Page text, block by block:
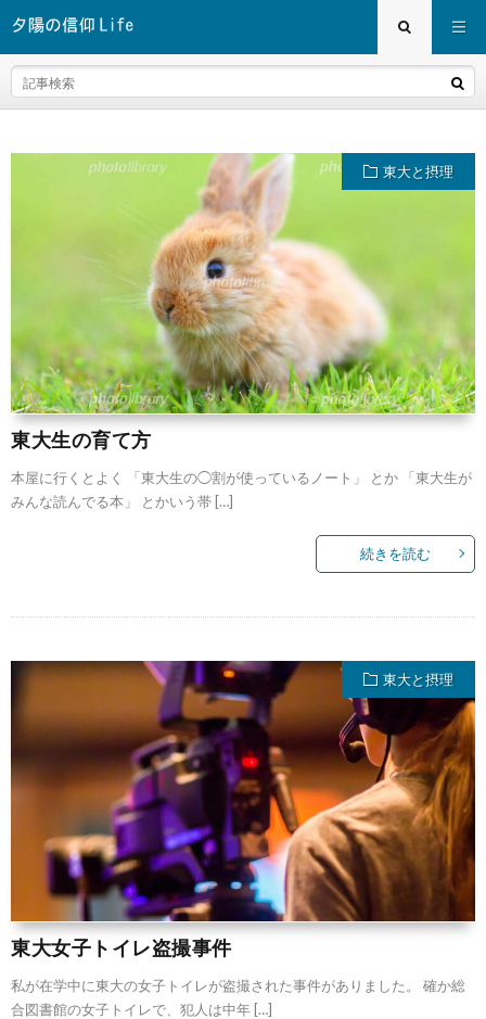
東大と摂理
東大生の育て方
本屋に行くとよく 「東大生の◯割が使っているノート」 とか 「東大生が
みんな読んでる本」 とかいう帯 […]
続きを読む
東大と摂理
東大女子トイレ盗撮事件
私が在学中に東大の女子トイレが盗撮された事件がありました。 確か総
合図書館の女子トイレで、犯人は中年 […]